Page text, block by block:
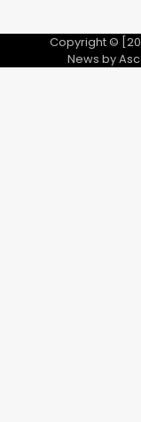
Copyright ©
News by